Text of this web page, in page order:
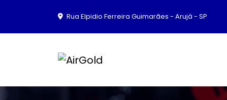
Rua Elpidio Ferreira Guimarães - Arujá - SP